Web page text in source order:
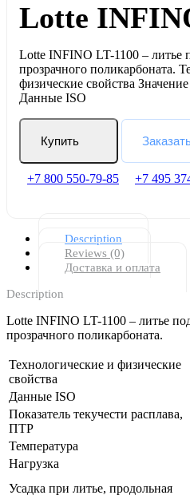
Lotte
Lotte INFINO LT-1100 – литье
прозрачного поликарбоната.
физические свойства
Данные ISO
Купить
+7 800 550-79-85 +7 495
Description
Reviews (0)
Доставка и оплата
Description
Lotte INFINO LT-1100 – литье
прозрачного поликарбоната.
Технологические и физические
свойства
Данные ISO
Показатель текучести расплава,
ПТР
Температура
Нагрузка
Усадка при литье, продольная